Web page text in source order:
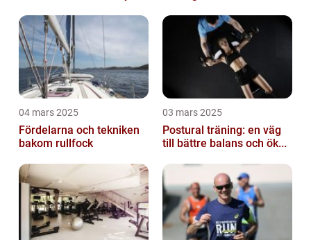
04 mars 2025
Fördelarna och tekniken
bakom rullfock
03 mars 2025
Postural träning: en väg
till bättre balans och ök...